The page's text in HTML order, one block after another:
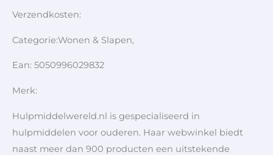
Verzendkosten:
Categorie:Wonen & Slapen,
Ean: 5050996029832
Merk:
Hulpmiddelwereld.nl is gespecialiseerd in
hulpmiddelen voor ouderen. Haar webwinkel biedt
naast meer dan 900 producten een uitstekende